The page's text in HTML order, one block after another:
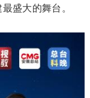
盛大的舞台。